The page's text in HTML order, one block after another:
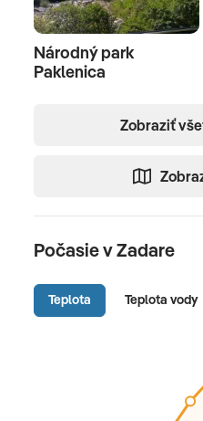
Národný park
Paklenica
Zobraziť
Počasie v Zadare
Teplota Teplota vody